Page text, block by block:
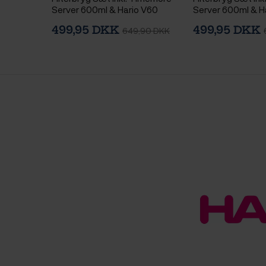
Server 600ml & Hario V60
Keramik 2 Kop. Sort & 100 stk.
499,95 DKK 649,90 DKK
Server 600ml &
Keramik 2 Kop.
499,95 DKK